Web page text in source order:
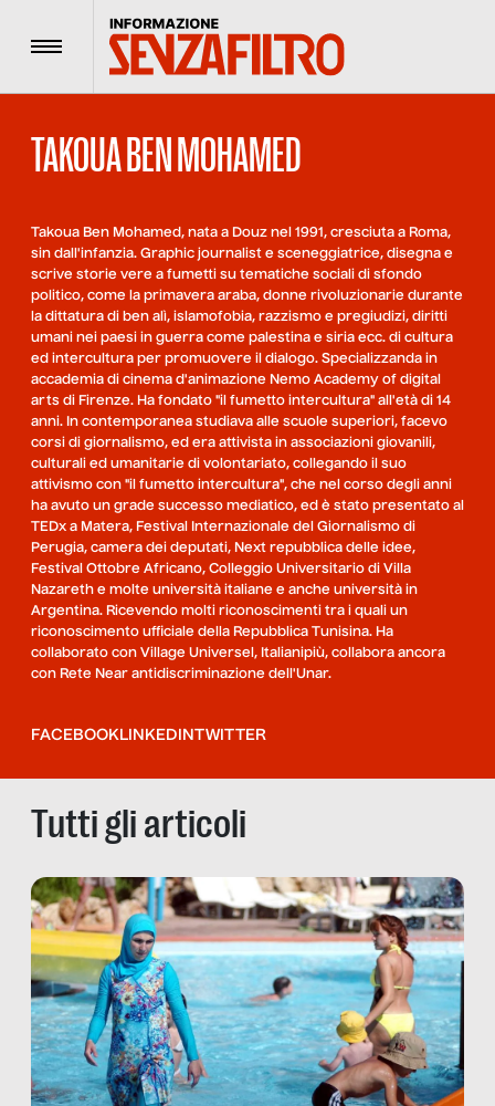
Menu
TAKOUA BEN MOHAMED
Takoua Ben Mohamed, nata a Douz nel 1991, cresciuta a Roma,
sin dall'infanzia. Graphic journalist e sceneggiatrice, disegna e
scrive storie vere a fumetti su tematiche sociali di sfondo
politico, come la primavera araba, donne rivoluzionarie durante
la dittatura di ben alì, islamofobia, razzismo e pregiudizi, diritti
umani nei paesi in guerra come palestina e siria ecc. di cultura
ed intercultura per promuovere il dialogo. Specializzanda in
accademia di cinema d'animazione Nemo Academy of digital
arts di Firenze. Ha fondato "il fumetto intercultura" all'età di 14
anni. In contemporanea studiava alle scuole superiori, facevo
corsi di giornalismo, ed era attivista in associazioni giovanili,
culturali ed umanitarie di volontariato, collegando il suo
attivismo con "il fumetto intercultura", che nel corso degli anni
ha avuto un grade successo mediatico, ed è stato presentato al
TEDx a Matera, Festival Internazionale del Giornalismo di
Perugia, camera dei deputati, Next repubblica delle idee,
Festival Ottobre Africano, Colleggio Universitario di Villa
Nazareth e molte università italiane e anche università in
Argentina. Ricevendo molti riconoscimenti tra i quali un
riconoscimento ufficiale della Repubblica Tunisina. Ha
collaborato con Village Universel, Italianipiù, collabora ancora
con Rete Near antidiscriminazione dell'Unar.
FACEBOOKLINKEDIN TWITTER
Tutti gli articoli